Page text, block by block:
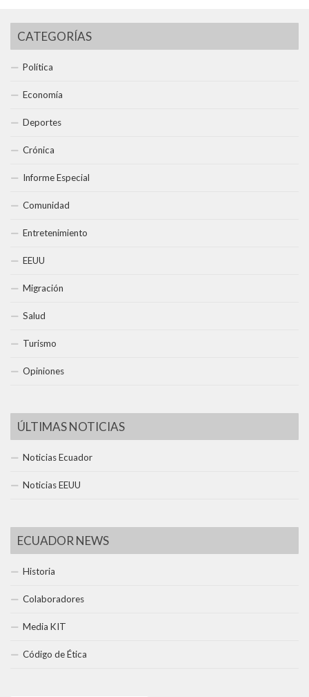
CATEGORÍAS
Política
Economía
Deportes
Crónica
Informe Especial
Comunidad
Entretenimiento
EEUU
Migración
Salud
Turismo
Opiniones
ÚLTIMAS NOTICIAS
Noticias Ecuador
Noticias EEUU
ECUADOR NEWS
Historia
Colaboradores
Media KIT
Código de Ética